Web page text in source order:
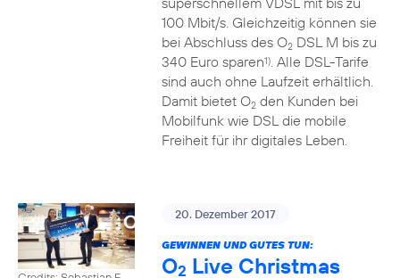
100 Mbit/s. Gleichzeitig können sie
bei Abschluss des O2DSL M bis zu
340 Euro sparen1). Alle DSL-Tarife
sind auch ohne Laufzeit erhältlich.
Damit bietet O2den Kunden bei
Mobilfunk wie DSL die mobile
Freiheit für ihr digitales Leben.
20. Dezember 2017
GEWINNEN UND GUTES TUN:
O2 Live Christmas